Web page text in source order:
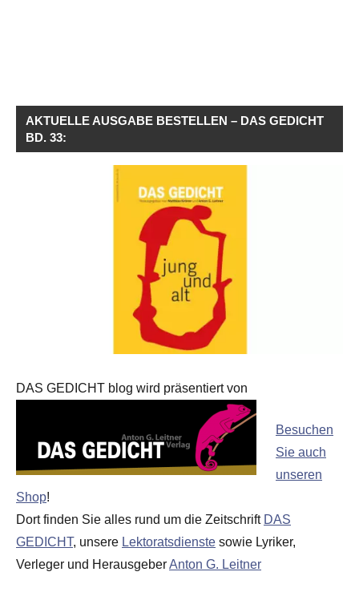
AKTUELLE AUSGABE BESTELLEN – DAS GEDICHT
BD. 33:
DAS GEDICHT blog wird präsentiert von
Besuchen
Sie auch
unseren
Shop!
Dort finden Sie alles rund um die Zeitschrift DAS
GEDICHT, unsere Lektoratsdienste sowie Lyriker,
Verleger und HerausgeberAnton G. Leitner